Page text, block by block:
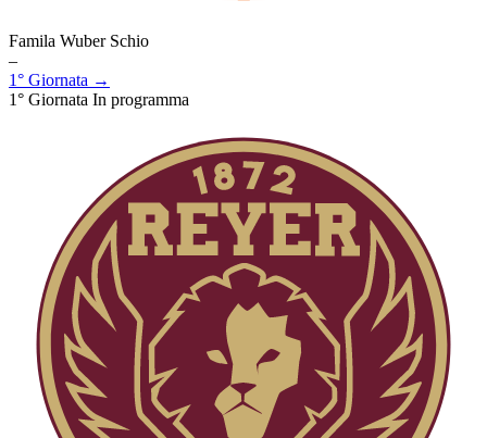
Famila Wuber Schio
–
1° Giornata →
1° Giornata In programma